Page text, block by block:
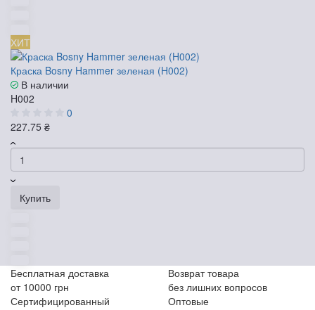
ХИТ
Краска Bosny Hammer зеленая (H002)
В наличии
H002
0
227.75 ₴
Купить
Бесплатная доставка
от 10000 грн
Возврат товара
без лишних вопросов
Сертифицированный
Оптовые